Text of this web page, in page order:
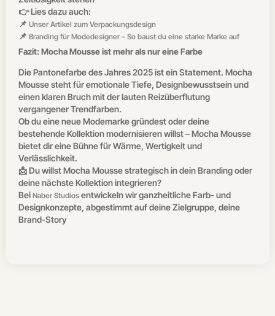
👉 Lies dazu auch:
📌 Unser Artikel zum Verpackungsdesign
📌 Branding für Modedesigner – So baust du eine starke Marke auf
Fazit: Mocha Mousse ist mehr als nur eine Farbe
Die Pantonefarbe des Jahres 2025 ist ein Statement. Mocha
Mousse steht für emotionale Tiefe, Designbewusstsein und
einen klaren Bruch mit der lauten Reizüberflutung
vergangener Trendfarben.
Ob du eine neue Modemarke gründest oder deine
bestehende Kollektion modernisieren willst – Mocha Mousse
bietet dir eine Bühne für Wärme, Wertigkeit und
Verlässlichkeit.
📩 Du willst Mocha Mousse strategisch in dein Branding oder
deine nächste Kollektion integrieren?
BeiNaber Studios entwickeln wir ganzheitliche Farb- und
Designkonzepte, abgestimmt auf deine Zielgruppe, deine
Brand-Story